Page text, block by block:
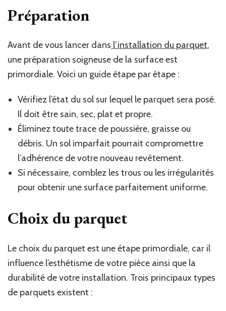
Préparation
Avant de vous lancer dans l’installation du parquet,
une préparation soigneuse de la surface est
primordiale. Voici un guide étape par étape :
Vérifiez l’état du sol sur lequel le parquet sera posé.
Il doit être sain, sec, plat et propre.
Éliminez toute trace de poussière, graisse ou
débris. Un sol imparfait pourrait compromettre
l’adhérence de votre nouveau revêtement.
Si nécessaire, comblez les trous ou les irrégularités
pour obtenir une surface parfaitement uniforme.
Choix du parquet
Le choix du parquet est une étape primordiale, car il
influence l’esthétisme de votre pièce ainsi que la
durabilité de votre installation. Trois principaux types
de parquets existent :